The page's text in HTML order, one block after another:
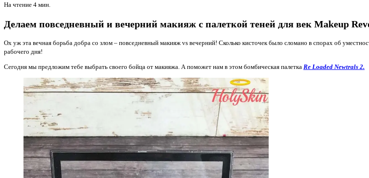
На чтение 4 мин.
Делаем повседневный и вечерний макияж с палеткой теней для век Makeup
Ох уж эта вечная борьба добра со злом – повседневный макияж vs вечерний! Сколько кисточек было сломано в спорах об
рабочего дня!
Сегодня мы предложим тебе выбрать своего бойца от макияжа. А поможет нам в этом бомбическая палетка Re Loaded Newtrals 2.